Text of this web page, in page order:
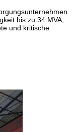
bis zu 34 MVA,
und kritische